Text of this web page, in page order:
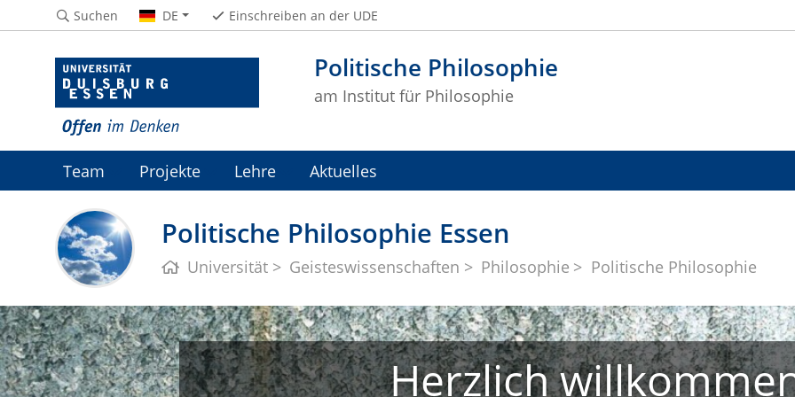
Politische Philosophie
am Institut für Philosophie
Suchen DE Einschreiben an der UDE
Team Projekte Lehre Aktuelles
Politische Philosophie Essen
Universität Geisteswissenschaften Philosophie Politische Philosophie
Herzlich